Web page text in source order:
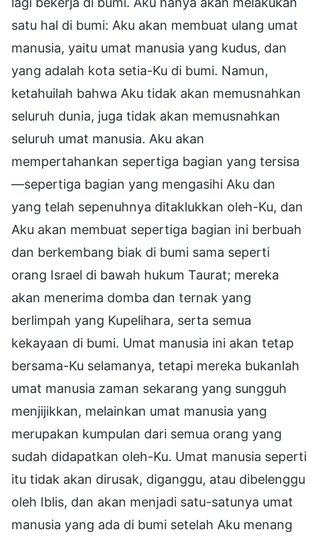
satu hal di bumi: Aku akan membuat ulang umat
manusia, yaitu umat manusia yang kudus, dan
yang adalah kota setia-Ku di bumi. Namun,
ketahuilah bahwa Aku tidak akan memusnahkan
seluruh dunia, juga tidak akan memusnahkan
seluruh umat manusia. Aku akan
mempertahankan sepertiga bagian yang tersisa
—sepertiga bagian yang mengasihi Aku dan
yang telah sepenuhnya ditaklukkan oleh-Ku, dan
Aku akan membuat sepertiga bagian ini berbuah
dan berkembang biak di bumi sama seperti
orang Israel di bawah hukum Taurat; mereka
akan menerima domba dan ternak yang
berlimpah yang Kupelihara, serta semua
kekayaan di bumi. Umat manusia ini akan tetap
bersama-Ku selamanya, tetapi mereka bukanlah
umat manusia zaman sekarang yang sungguh
menjijikkan, melainkan umat manusia yang
merupakan kumpulan dari semua orang yang
sudah didapatkan oleh-Ku. Umat manusia seperti
itu tidak akan dirusak, diganggu, atau dibelenggu
oleh Iblis, dan akan menjadi satu-satunya umat
manusia yang ada di bumi setelah Aku menang